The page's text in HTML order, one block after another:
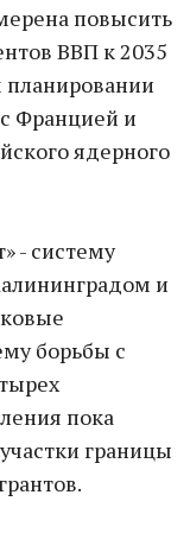
повысить
ВВП к 2035
планировании
Францией и
ядерного
- систему
и
борьбы с
пока
границы